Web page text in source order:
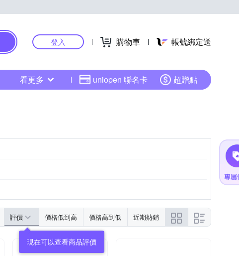
登入 購物車 帳號綁定送
看更多 uniopen 聯名卡 超贈點
評價 價格低到高 價格高到低 近期熱銷
現在可以查看商品評價